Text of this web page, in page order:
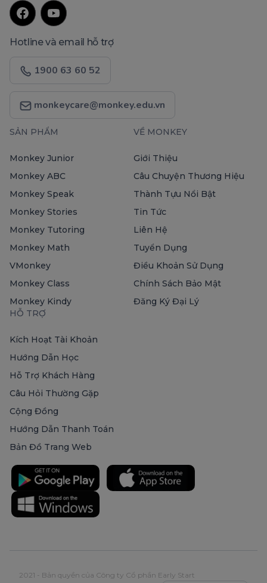
Hotline và email hỗ trợ
1900 63 60 52
monkeycare@monkey.edu.vn
SẢN PHẨM
Monkey Junior
Monkey ABC
Monkey Speak
Monkey Stories
Monkey Tutoring
Monkey Math
VMonkey
Monkey Class
Monkey Kindy
VỀ MONKEY
Giới Thiệu
Câu Chuyện Thương Hiệu
Thành Tựu Nổi Bật
Tin Tức
Liên Hệ
Tuyển Dụng
Điều Khoản Sử Dụng
Chính Sách Bảo Mật
Đăng Ký Đại Lý
HỖ TRỢ
Kích Hoạt Tài Khoản
Hướng Dẫn Học
Hỗ Trợ Khách Hàng
Câu Hỏi Thường Gặp
Cộng Đồng
Hướng Dẫn Thanh Toán
Bản Đồ Trang Web
2021 - Bản quyền của Công ty Cổ phần Early Start